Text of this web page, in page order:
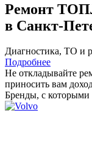
Ремонт
в Санкт-
Диагностика, ТО и
Подробнее
Не откладывайте
приносить вам
Бренды, с